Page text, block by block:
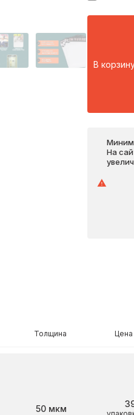
В
На
Толщина Цена
Толщина50 мкм